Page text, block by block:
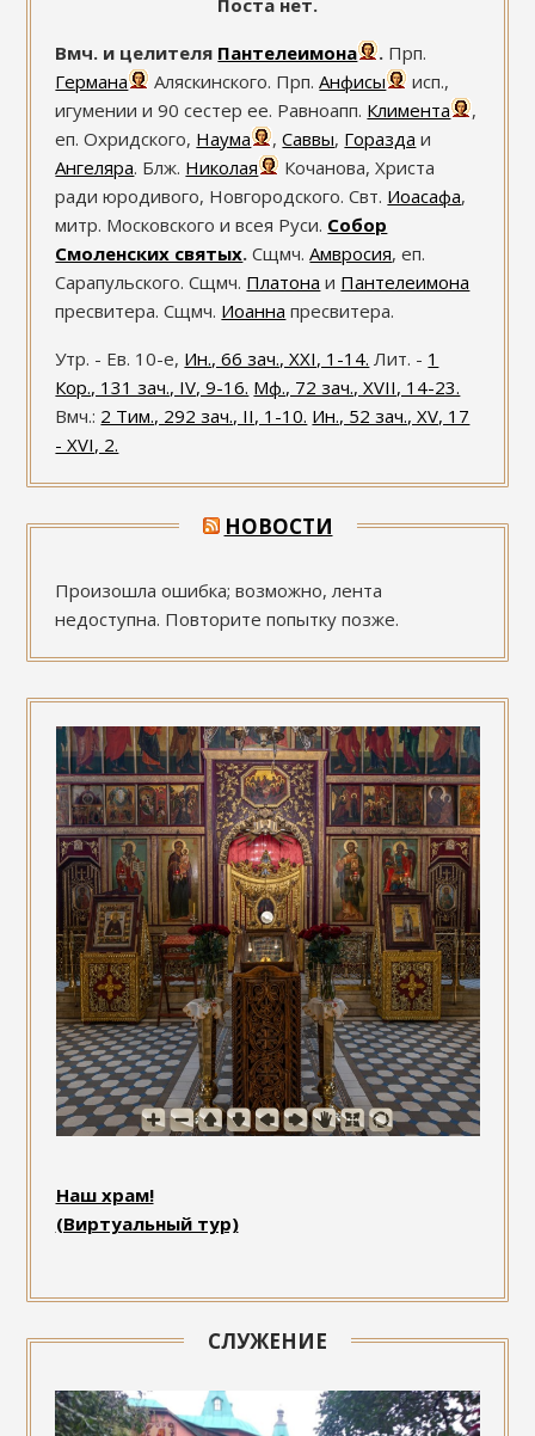
Вмч. и целителя Пантелеимона . Прп.
Германа
Аляскинского. Прп.Анфисы
исп.,
игумении и 90 сестер ее. Равноапп. Климента
,
еп. Охридского, Наума ,Саввы, Горазда и
Ангеляра. Блж. Николая
Кочанова, Христа
ради юродивого, Новгородского. Свт. Иоасафа,
митр. Московского и всея Руси. Собор
Смоленских святых. Сщмч.Амвросия, еп.
Сарапульского. Сщмч. Платона и Пантелеимона
пресвитера. Сщмч. Иоанна пресвитера.
Утр. - Ев. 10-е, Ин., 66 зач., XXI, 1-14. Лит. - 1
Кор., 131 зач., IV, 9-16. Мф., 72 зач., XVII, 14-23.
Вмч.: 2 Тим., 292 зач., II, 1-10. Ин., 52 зач., XV, 17
- XVI, 2.
НОВОСТИ
Произошла ошибка; возможно, лента
недоступна. Повторите попытку позже.
Наш храм!
(Виртуальный тур)
СЛУЖЕНИЕ